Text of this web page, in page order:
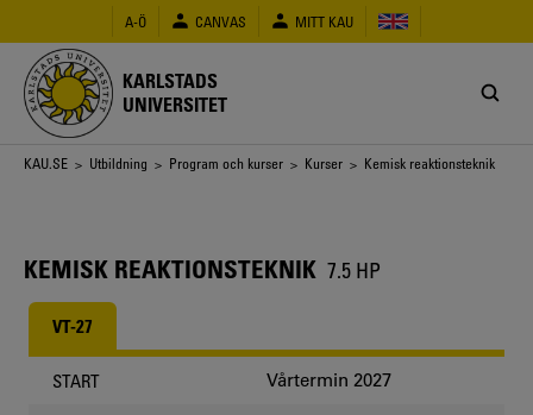
huvudinnehåll
A-Ö CANVAS MITT KAU
KARLSTADS
UNIVERSITET
Länkstig
KAU.SE > Utbildning > Program och kurser > Kurser > Kemisk reaktionsteknik
KEMISK REAKTIONSTEKNIK 7.5 HP
VT-27
START Vårtermin 2027